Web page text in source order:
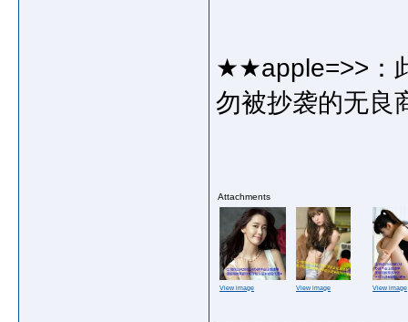
★★apple=>>：
勿被抄袭的无良
Attachments
View image View image View image